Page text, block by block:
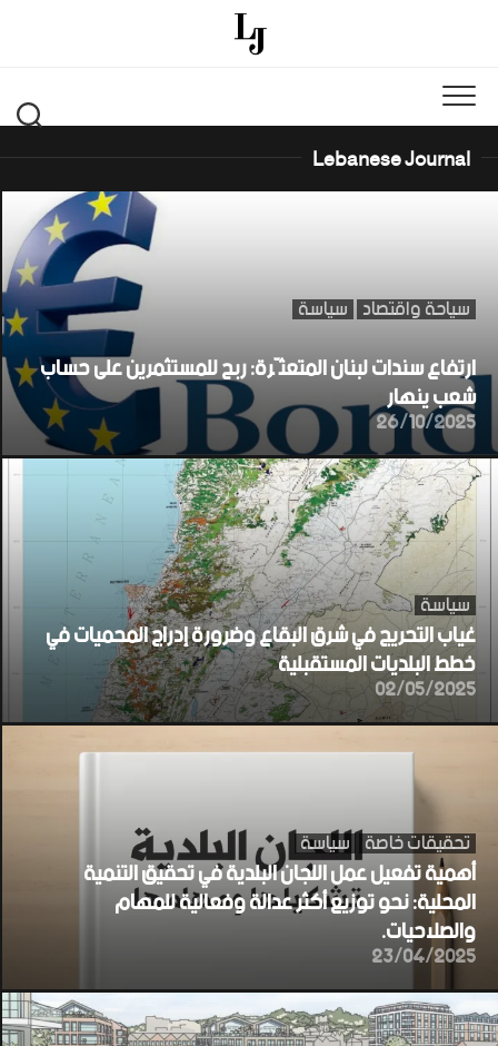
Lebanese Journal
سياحة واقتصاد سياسة
ارتفاع سندات لبنان المتعثّرة: ربح للمستثمرين على حساب
شعب ينهار
26/10/2025
سياسة
غياب التحريج في شرق البقاع وضرورة إدراج المحميات في
خطط البلديات المستقبلية
02/05/2025
تحقيقات خاصة سياسة
أهمية تفعيل عمل اللجان البلدية في تحقيق التنمية
المحلية: نحو توزيع أكثر عدالة وفعالية للمهام
والصلاحيات.
23/04/2025